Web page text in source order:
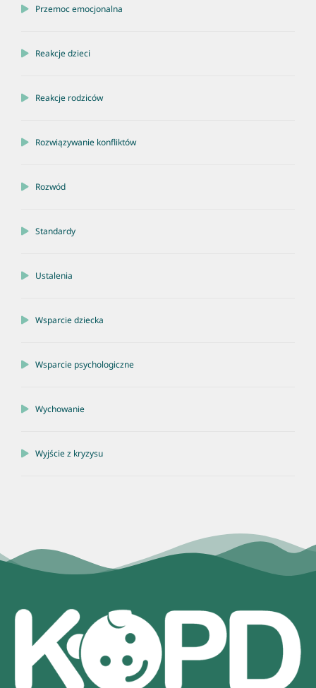
Przemoc emocjonalna
Reakcje dzieci
Reakcje rodziców
Rozwiązywanie konfliktów
Rozwód
Standardy
Ustalenia
Wsparcie dziecka
Wsparcie psychologiczne
Wychowanie
Wyjście z kryzysu